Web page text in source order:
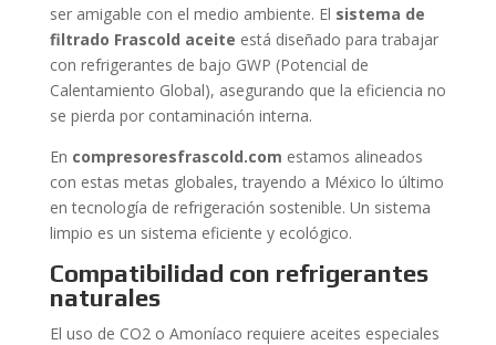
ser amigable con el medio ambiente. El sistema de
filtrado Frascold aceite está diseñado para trabajar
con refrigerantes de bajo GWP (Potencial de
Calentamiento Global), asegurando que la eficiencia no
se pierda por contaminación interna.
En compresoresfrascold.com estamos alineados
con estas metas globales, trayendo a México lo último
en tecnología de refrigeración sostenible. Un sistema
limpio es un sistema eficiente y ecológico.
Compatibilidad con refrigerantes
naturales
El uso de CO2 o Amoníaco requiere aceites especiales